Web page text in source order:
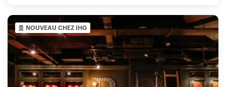
NOUVEAU CHEZ IHG